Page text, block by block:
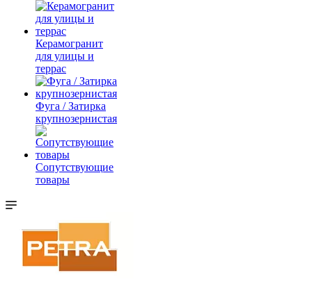
Керамогранит
для улицы и
террас
Фуга / Затирка
крупнозернистая
Сопутствующие
товары